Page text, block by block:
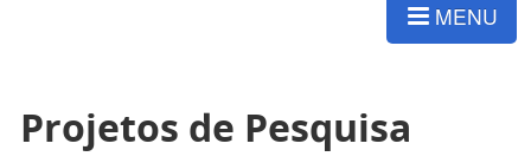
MENU
Projetos de Pesquisa